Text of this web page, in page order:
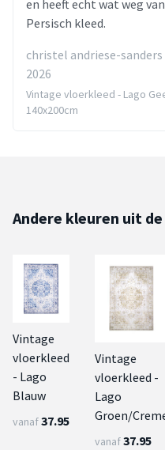
en heeft echt wat weg
Persisch kleed.
christel andriese-sanders
2026
Vintage vloerkleed - Lago
140x200cm
Andere kleuren uit
Vintage
vloerkleed
- Lago
Blauw
vanaf37.95
Vintage
vloerkleed -
Lago
Groen/
vanaf37.95